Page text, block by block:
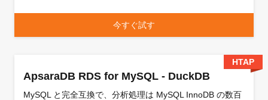
今すぐ試す
HTAP
ApsaraDB RDS for MySQL - DuckDB
MySQL と完全互換で、分析処理は MySQL InnoDB の数百